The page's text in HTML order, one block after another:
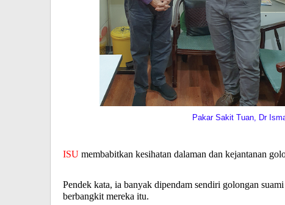
Pakar Sakit Tuan, Dr
ISU membabitkan kesihatan dalaman dan kejantanan
Pendek kata, ia banyak dipendam sendiri golongan
berbangkit mereka itu.